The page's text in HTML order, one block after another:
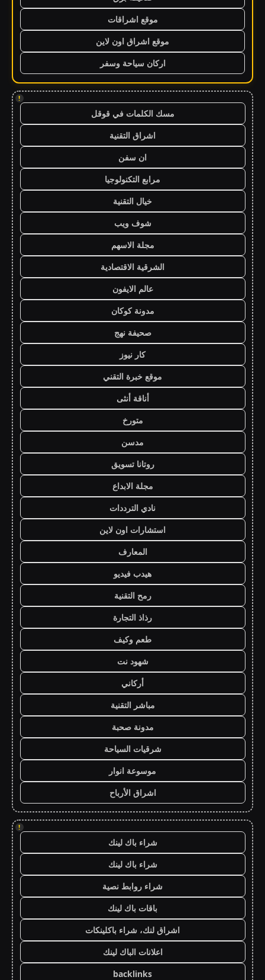
موقع اشراقات
موقع اشراق اون لاين
اركان سياحة وسفر
!
مسك الكلمات في قوقل
اشراق التقنية
ان سفن
مرابع التكنولوجيا
خيال التقنية
شوف ويب
مجلة الاسهم
الشرقية الاقتصادية
عالم الايفون
مدونة كوكان
صحيفة نهج
كار نيوز
موقع خبرة التقني
أناقة أنثى
متورخ
مدسن
روتانا تسويق
مجلة الابداع
نادي الترددات
استشارات اون لاين
المعارف
هيدب فيديو
رمح التقنية
رذاذ التجارة
طعم وكيف
شهود نت
أركاني
مباشر التقنية
مدونة صحبة
شرقيات السياحة
موسوعة انوار
اشراق الأرباح
!
شراء باك لينك
شراء باك لينك
شراء روابط نصية
باقات باك لينك
اشراق لنك، شراء باكلينكات
اعلانات الباك لينك
backlinks